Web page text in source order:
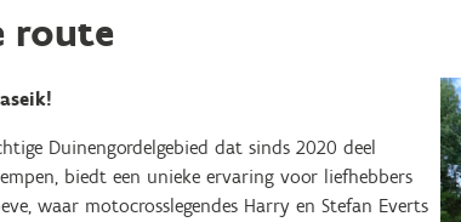
route
Duinengordelgebied dat sinds 2020 deel
biedt een unieke ervaring voor liefhebbers
waar motocrosslegendes Harry en Stefan Everts